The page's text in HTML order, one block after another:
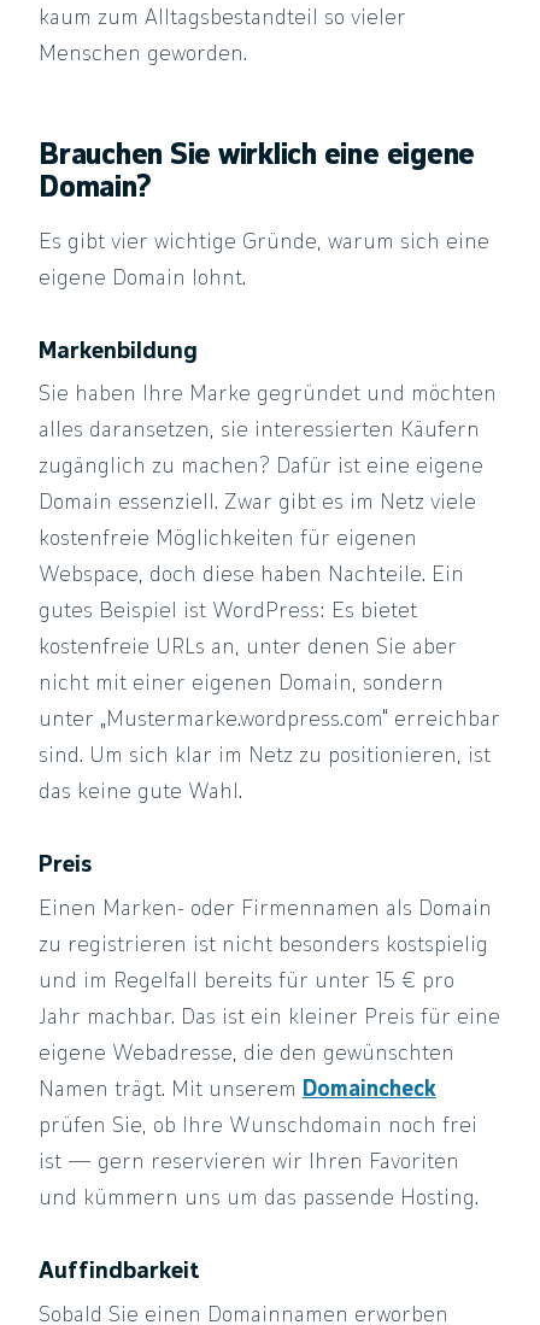
kaum zum Alltagsbestandteil so vieler
Menschen geworden.
Brauchen Sie wirklich eine eigene
Domain?
Es gibt vier wichtige Gründe, warum sich eine
eigene Domain lohnt.
Markenbildung
Sie haben Ihre Marke gegründet und möchten
alles daransetzen, sie interessierten Käufern
zugänglich zu machen? Dafür ist eine eigene
Domain essenziell. Zwar gibt es im Netz viele
kostenfreie Möglichkeiten für eigenen
Webspace, doch diese haben Nachteile. Ein
gutes Beispiel ist WordPress: Es bietet
kostenfreie URLs an, unter denen Sie aber
nicht mit einer eigenen Domain, sondern
unter „Mustermarke.wordpress.com“ erreichbar
sind. Um sich klar im Netz zu positionieren, ist
das keine gute Wahl.
Preis
Einen Marken- oder Firmennamen als Domain
zu registrieren ist nicht besonders kostspielig
und im Regelfall bereits für unter 15 € pro
Jahr machbar. Das ist ein kleiner Preis für eine
eigene Webadresse, die den gewünschten
Namen trägt. Mit unserem Domaincheck
prüfen Sie, ob Ihre Wunschdomain noch frei
ist — gern reservieren wir Ihren Favoriten
und kümmern uns um das passende Hosting.
Auffindbarkeit
Sobald Sie einen Domainnamen erworben